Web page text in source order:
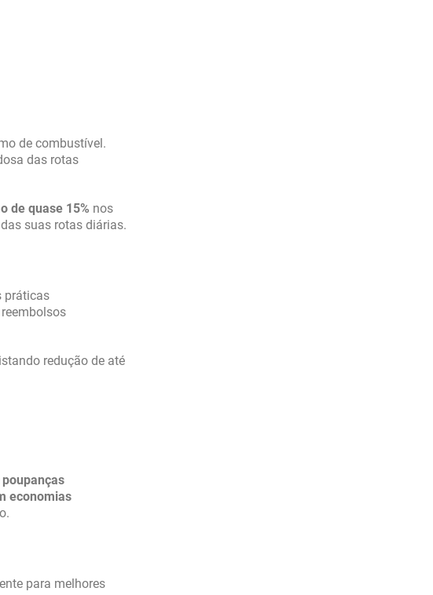
de combustível.
das rotas
de quase 15% nos
suas rotas diárias.
práticas
redução de até
economias
para melhores